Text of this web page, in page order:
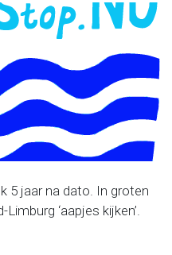
5 jaar na dato. In groten
‘aapjes kijken’.